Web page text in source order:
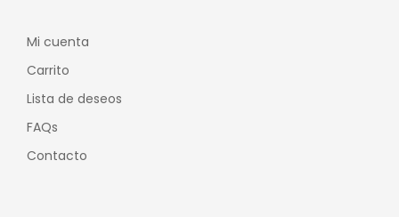
Mi cuenta
Carrito
Lista de deseos
FAQs
Contacto